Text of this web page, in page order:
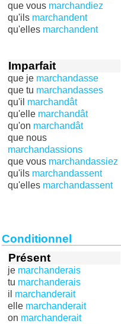
que vous marchandiez
qu'ils marchandent
qu'elles marchandent
Imparfait
que je marchandasse
que tu marchandasses
qu'il marchandât
qu'elle marchandât
qu'on marchandât
que nous
marchandassions
que vous marchandassiez
qu'ils marchandassent
qu'elles marchandassent
Conditionnel
Présent
je marchanderais
tu marchanderais
il marchanderait
elle marchanderait
on marchanderait